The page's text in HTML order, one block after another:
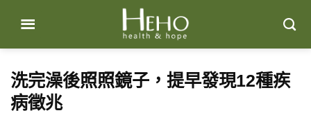
content
洗完澡後照照鏡子，提早發現12種疾
病徵兆